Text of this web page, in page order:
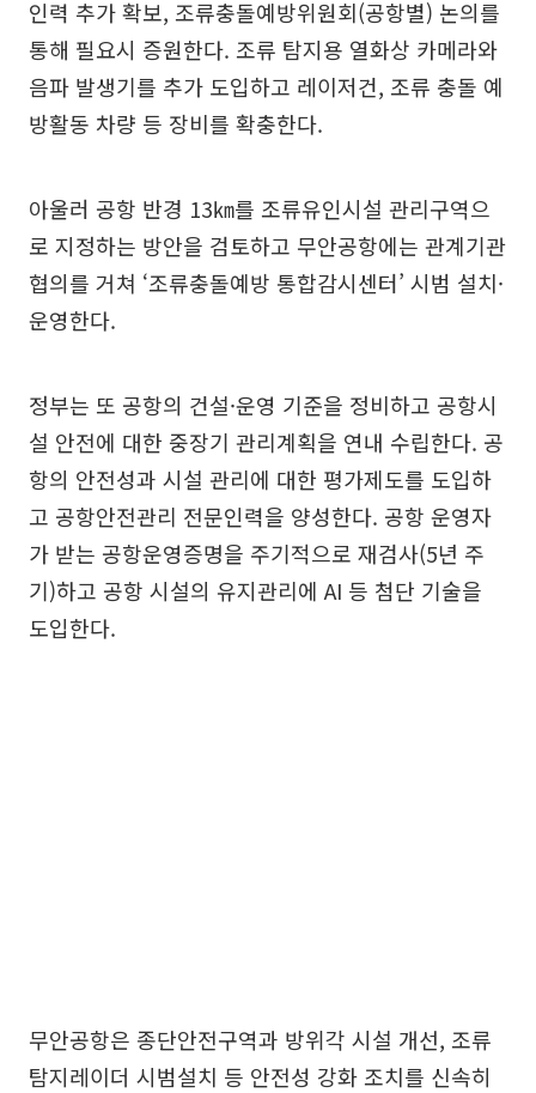
인력 추가 확보, 조류충돌예방위원회(공항별) 논의를
통해 필요시 증원한다. 조류 탐지용 열화상 카메라와
음파 발생기를 추가 도입하고 레이저건, 조류 충돌 예
방활동 차량 등 장비를 확충한다.
아울러 공항 반경 13㎞를 조류유인시설 관리구역으
로 지정하는 방안을 검토하고 무안공항에는 관계기관
협의를 거쳐 ‘조류충돌예방 통합감시센터’ 시범 설치·
운영한다.
정부는 또 공항의 건설·운영 기준을 정비하고 공항시
설 안전에 대한 중장기 관리계획을 연내 수립한다. 공
항의 안전성과 시설 관리에 대한 평가제도를 도입하
고 공항안전관리 전문인력을 양성한다. 공항 운영자
가 받는 공항운영증명을 주기적으로 재검사(5년 주
기)하고 공항 시설의 유지관리에 AI 등 첨단 기술을
도입한다.
무안공항은 종단안전구역과 방위각 시설 개선, 조류
탐지레이더 시범설치 등 안전성 강화 조치를 신속히